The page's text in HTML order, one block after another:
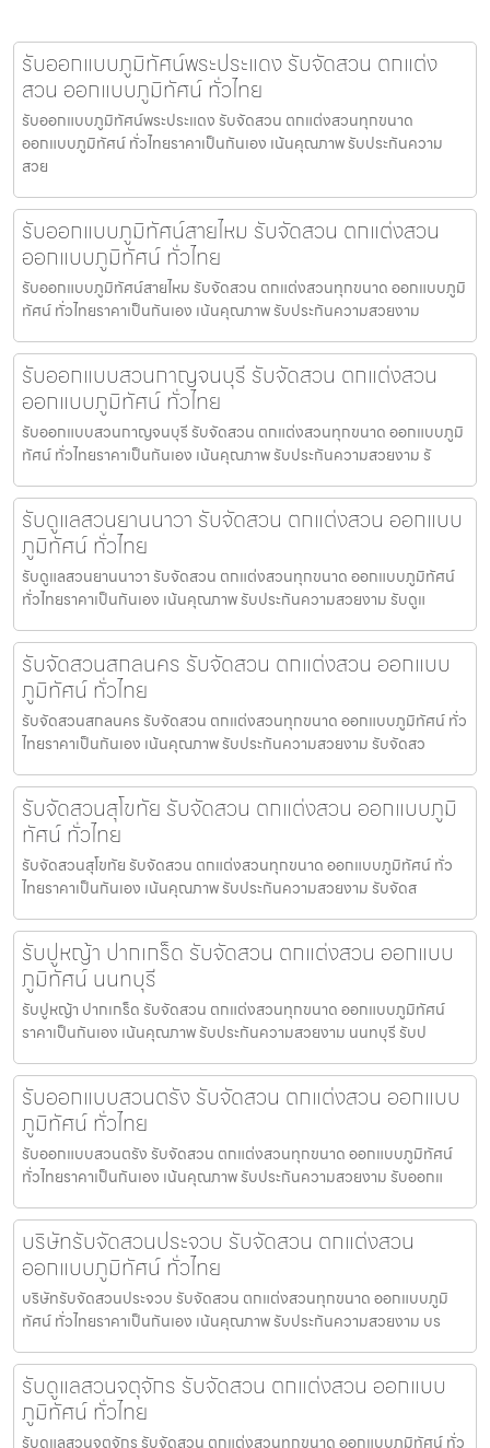
รับออกแบบภูมิทัศน์พระประแดง รับจัดสวน ตกแต่ง
สวน ออกแบบภูมิทัศน์ ทั่วไทย
รับออกแบบภูมิทัศน์พระประแดง รับจัดสวน ตกแต่งสวนทุกขนาด
ออกแบบภูมิทัศน์ ทั่วไทยราคาเป็นกันเอง เน้นคุณภาพ รับประกันความ
สวย
รับออกแบบภูมิทัศน์สายไหม รับจัดสวน ตกแต่งสวน
ออกแบบภูมิทัศน์ ทั่วไทย
รับออกแบบภูมิทัศน์สายไหม รับจัดสวน ตกแต่งสวนทุกขนาด ออกแบบภูมิ
ทัศน์ ทั่วไทยราคาเป็นกันเอง เน้นคุณภาพ รับประกันความสวยงาม
รับออกแบบสวนกาญจนบุรี รับจัดสวน ตกแต่งสวน
ออกแบบภูมิทัศน์ ทั่วไทย
รับออกแบบสวนกาญจนบุรี รับจัดสวน ตกแต่งสวนทุกขนาด ออกแบบภูมิ
ทัศน์ ทั่วไทยราคาเป็นกันเอง เน้นคุณภาพ รับประกันความสวยงาม รั
รับดูแลสวนยานนาวา รับจัดสวน ตกแต่งสวน ออกแบบ
ภูมิทัศน์ ทั่วไทย
รับดูแลสวนยานนาวา รับจัดสวน ตกแต่งสวนทุกขนาด ออกแบบภูมิทัศน์
ทั่วไทยราคาเป็นกันเอง เน้นคุณภาพ รับประกันความสวยงาม รับดูแ
รับจัดสวนสกลนคร รับจัดสวน ตกแต่งสวน ออกแบบ
ภูมิทัศน์ ทั่วไทย
รับจัดสวนสกลนคร รับจัดสวน ตกแต่งสวนทุกขนาด ออกแบบภูมิทัศน์ ทั่ว
ไทยราคาเป็นกันเอง เน้นคุณภาพ รับประกันความสวยงาม รับจัดสว
รับจัดสวนสุโขทัย รับจัดสวน ตกแต่งสวน ออกแบบภูมิ
ทัศน์ ทั่วไทย
รับจัดสวนสุโขทัย รับจัดสวน ตกแต่งสวนทุกขนาด ออกแบบภูมิทัศน์ ทั่ว
ไทยราคาเป็นกันเอง เน้นคุณภาพ รับประกันความสวยงาม รับจัดส
รับปูหญ้า ปากเกร็ด รับจัดสวน ตกแต่งสวน ออกแบบ
ภูมิทัศน์ นนทบุรี
รับปูหญ้า ปากเกร็ด รับจัดสวน ตกแต่งสวนทุกขนาด ออกแบบภูมิทัศน์
ราคาเป็นกันเอง เน้นคุณภาพ รับประกันความสวยงาม นนทบุรี รับป
รับออกแบบสวนตรัง รับจัดสวน ตกแต่งสวน ออกแบบ
ภูมิทัศน์ ทั่วไทย
รับออกแบบสวนตรัง รับจัดสวน ตกแต่งสวนทุกขนาด ออกแบบภูมิทัศน์
ทั่วไทยราคาเป็นกันเอง เน้นคุณภาพ รับประกันความสวยงาม รับออกแ
บริษัทรับจัดสวนประจวบ รับจัดสวน ตกแต่งสวน
ออกแบบภูมิทัศน์ ทั่วไทย
บริษัทรับจัดสวนประจวบ รับจัดสวน ตกแต่งสวนทุกขนาด ออกแบบภูมิ
ทัศน์ ทั่วไทยราคาเป็นกันเอง เน้นคุณภาพ รับประกันความสวยงาม บร
รับดูแลสวนจตุจักร รับจัดสวน ตกแต่งสวน ออกแบบ
ภูมิทัศน์ ทั่วไทย
รับดูแลสวนจตุจักร รับจัดสวน ตกแต่งสวนทุกขนาด ออกแบบภูมิทัศน์ ทั่ว